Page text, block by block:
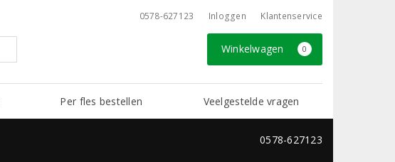
0578-627123 Inloggen Klantenservice
Winkelwagen 0
Per fles bestellen Veelgestelde vragen
0578-627123